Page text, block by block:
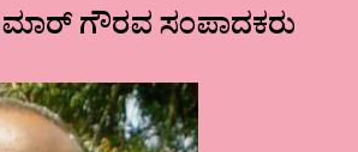
ಗೌರವ ಸಂಪಾದಕರು